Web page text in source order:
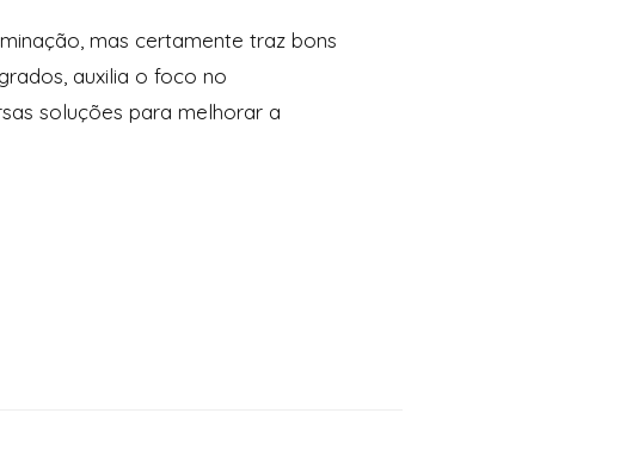
mas certamente traz bons
auxilia o foco no
soluções para melhorar a